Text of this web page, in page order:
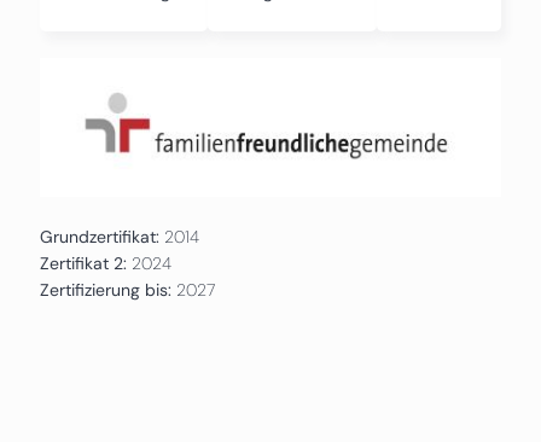
Grundzertifikat: 2014
Zertifikat 2: 2024
Zertifizierung bis: 2027